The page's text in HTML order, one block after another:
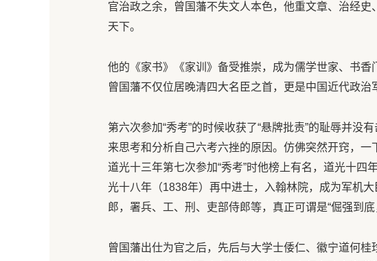
官治政之余，曾国藩不失文人本色，他重文章、治经
天下。
他的《家书》《家训》备受推崇，成为儒学世家、书香
曾国藩不仅位居晚清四大名臣之首，更是中国近代政治
第六次参加“秀考”的时候收获了“悬牌批责”的耻辱并没
来思考和分析自己六考六挫的原因。仿佛突然开窍，一
道光十三年第七次参加“秀考”时他榜上有名，道光十四
光十八年（1838年）再中进士，入翰林院，成为军机
郎，署兵、工、刑、吏部侍郎等，真正可谓是“倔强到底
曾国藩出仕为官之后，先后与大学士倭仁、徽宁道何桂